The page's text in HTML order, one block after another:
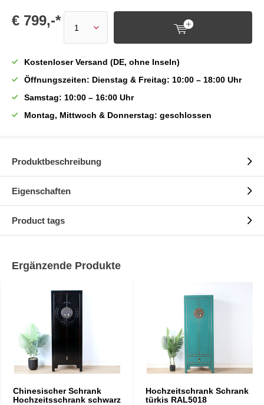
€ 799,-*
Kostenloser Versand (DE, ohne Inseln)
Öffnungszeiten: Dienstag & Freitag: 10:00 – 18:00 Uhr
Samstag: 10:00 – 16:00 Uhr
Montag, Mittwoch & Donnerstag: geschlossen
Produktbeschreibung
Eigenschaften
Product tags
Ergänzende Produkte
Chinesischer Schrank
Hochzeitsschrank schwarz
Hochzeitschrank Schrank
türkis RAL5018